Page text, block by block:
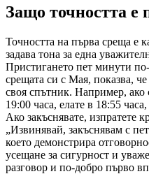
Защо точността е
Точността на първа среща е
задава тона за една
Пристигането пет минути
срещата си с Мая, показва,
своя спътник. Например, ако
19:00 часа, елате в 18:55
Ако закъснявате, изпратете
„Извинявай, закъснявам с
което демонстрира
усещане за сигурност и
разговор и по-добро първо